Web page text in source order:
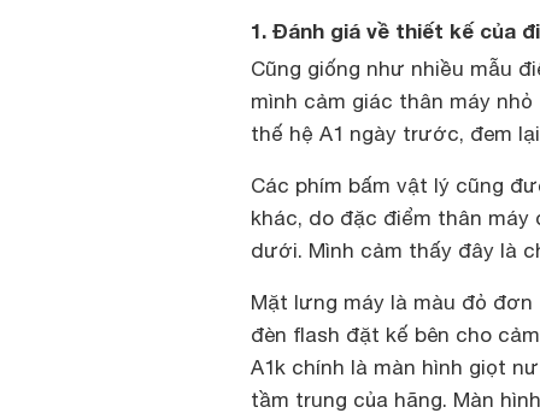
1. Đánh giá về thiết kế của
Cũng giống như nhiều mẫu
mình cảm giác thân máy
thế hệ A1 ngày trước, đem
Các phím bấm vật lý cũng
khác, do đặc điểm thân
dưới. Mình cảm thấy đây là
Mặt lưng máy là màu đỏ
đèn flash đặt kế bên cho
A1k chính là màn hình giọt
tầm trung của hãng. Màn